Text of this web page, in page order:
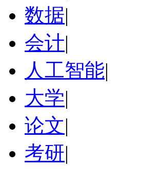
数据|
会计|
人工智能|
大学|
论文|
考研|